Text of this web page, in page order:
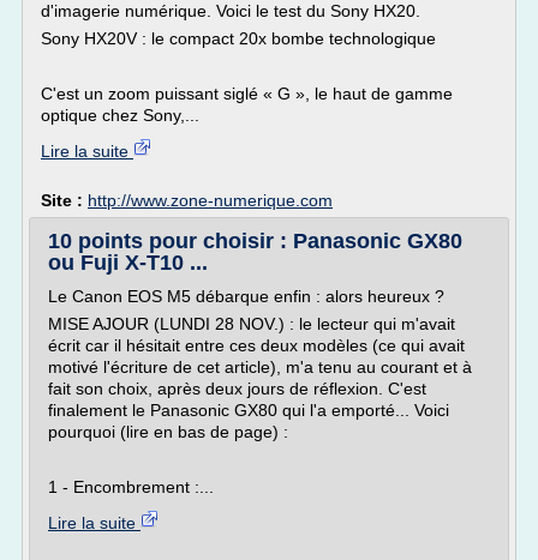
d'imagerie numérique. Voici le test du Sony HX20.
Sony HX20V : le compact 20x bombe technologique
C'est un zoom puissant siglé « G », le haut de gamme
optique chez Sony,...
Lire la suite
Site : http://www.zone-numerique.com
10 points pour choisir : Panasonic GX80
ou Fuji X-T10 ...
Le Canon EOS M5 débarque enfin : alors heureux ?
MISE AJOUR (LUNDI 28 NOV.) : le lecteur qui m'avait
écrit car il hésitait entre ces deux modèles (ce qui avait
motivé l'écriture de cet article), m'a tenu au courant et à
fait son choix, après deux jours de réflexion. C'est
finalement le Panasonic GX80 qui l'a emporté... Voici
pourquoi (lire en bas de page) :
1 - Encombrement :...
Lire la suite